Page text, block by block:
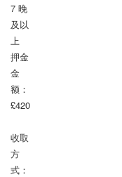
7 晚
及以
上
押金
金
额：
£420
收取
方
式：